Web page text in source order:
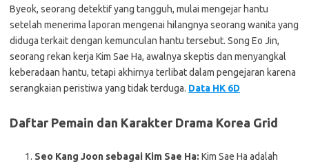
Byeok, seorang detektif yang tangguh, mulai mengejar hantu
setelah menerima laporan mengenai hilangnya seorang wanita yang
diduga terkait dengan kemunculan hantu tersebut. Song Eo Jin,
seorang rekan kerja Kim Sae Ha, awalnya skeptis dan menyangkal
keberadaan hantu, tetapi akhirnya terlibat dalam pengejaran karena
serangkaian peristiwa yang tidak terduga. Data HK 6D
Daftar Pemain dan Karakter Drama Korea Grid
Seo Kang Joon sebagai Kim Sae Ha: Kim Sae Ha adalah